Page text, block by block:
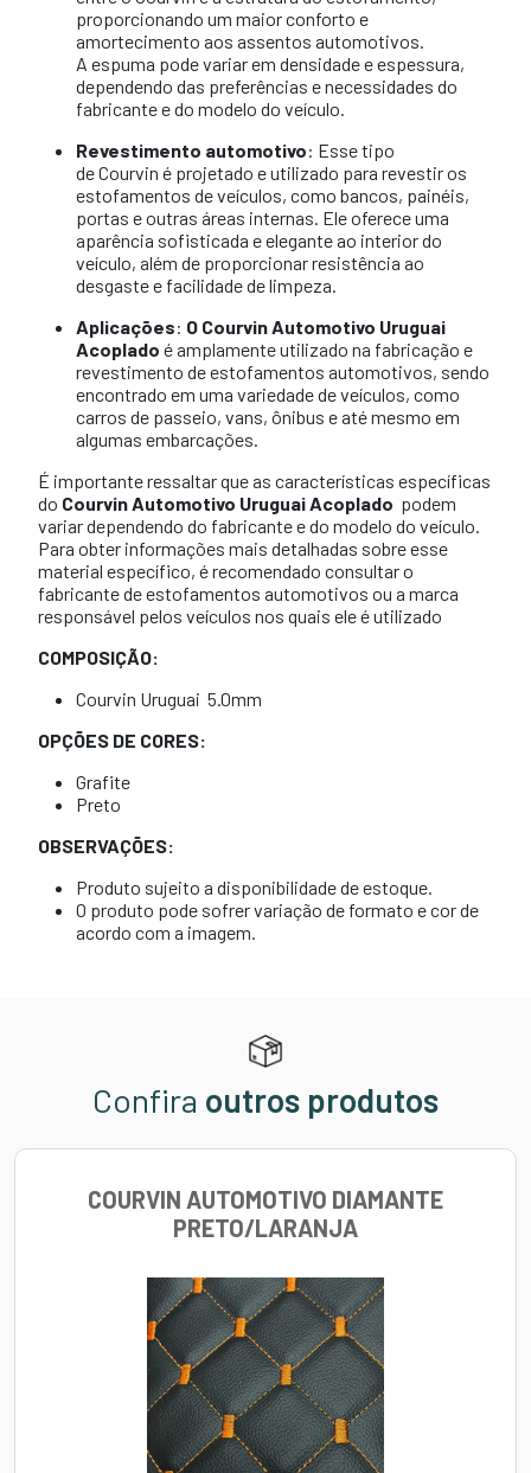
proporcionando um maior conforto e
amortecimento aos assentos automotivos.
A espuma pode variar em densidade e espessura,
dependendo das preferências e necessidades do
fabricante e do modelo do veículo.
Revestimento automotivo: Esse tipo
de Courvin é projetado e utilizado para revestir os
estofamentos de veículos, como bancos, painéis,
portas e outras áreas internas. Ele oferece uma
aparência sofisticada e elegante ao interior do
veículo, além de proporcionar resistência ao
desgaste e facilidade de limpeza.
Aplicações: O Courvin Automotivo Uruguai
Acoplado é amplamente utilizado na fabricação e
revestimento de estofamentos automotivos, sendo
encontrado em uma variedade de veículos, como
carros de passeio, vans, ônibus e até mesmo em
algumas embarcações.
É importante ressaltar que as características específicas
do Courvin Automotivo Uruguai Acoplado podem
variar dependendo do fabricante e do modelo do veículo.
Para obter informações mais detalhadas sobre esse
material específico, é recomendado consultar o
fabricante de estofamentos automotivos ou a marca
responsável pelos veículos nos quais ele é utilizado
COMPOSIÇÃO:
Courvin Uruguai 5.0mm
OPÇÕES DE CORES:
Grafite
Preto
OBSERVAÇÕES:
Produto sujeito a disponibilidade de estoque.
O produto pode sofrer variação de formato e cor de
acordo com a imagem.
Confira outros produtos
COURVIN AUTOMOTIVO DIAMANTE
PRETO/LARANJA